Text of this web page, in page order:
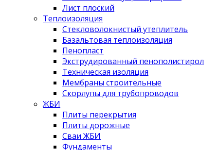
Лист плоский
Теплоизоляция
Стекловолокнистый утеплитель
Базальтовая теплоизоляция
Пенопласт
Экструдированный пенополистирол
Техническая изоляция
Мембраны строительные
Скорлупы для трубопроводов
ЖБИ
Плиты перекрытия
Плиты дорожные
Сваи ЖБИ
Фундаменты